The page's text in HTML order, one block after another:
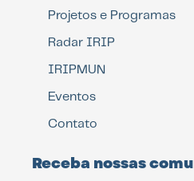
Projetos e Programas
Radar IRIP
IRIPMUN
Eventos
Contato
Receba nossas